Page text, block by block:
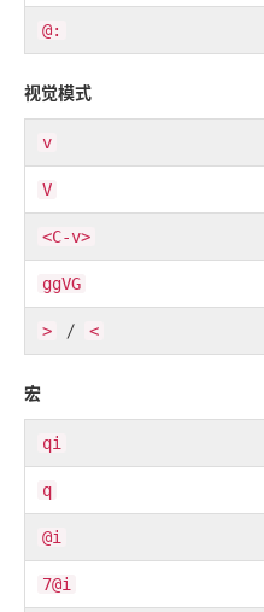
@:
视觉模式
v
V
<C-v>
ggVG
> / <
宏
qi
q
@i
7@i